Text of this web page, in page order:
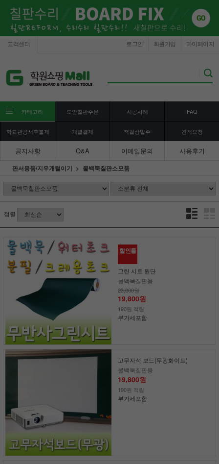
고객센터 마이페이지
회원가입
로그인
카테고리 도안칠판주문 시공사례 FAQ
학교관공서후불제 개별결제 책걸상발주 견적요청
공지사항 Q&A 이메일문의 사용후기
판서용품/지우개털이기 물백묵칠판소모품
정렬
할인률
그린 시트 원단
물백묵칠판용
23,000원
19,800원
190원 적립
부가세포함
고무자석 보드(무광화이트)
물백묵칠판용
19,800원
190원 적립
부가세포함